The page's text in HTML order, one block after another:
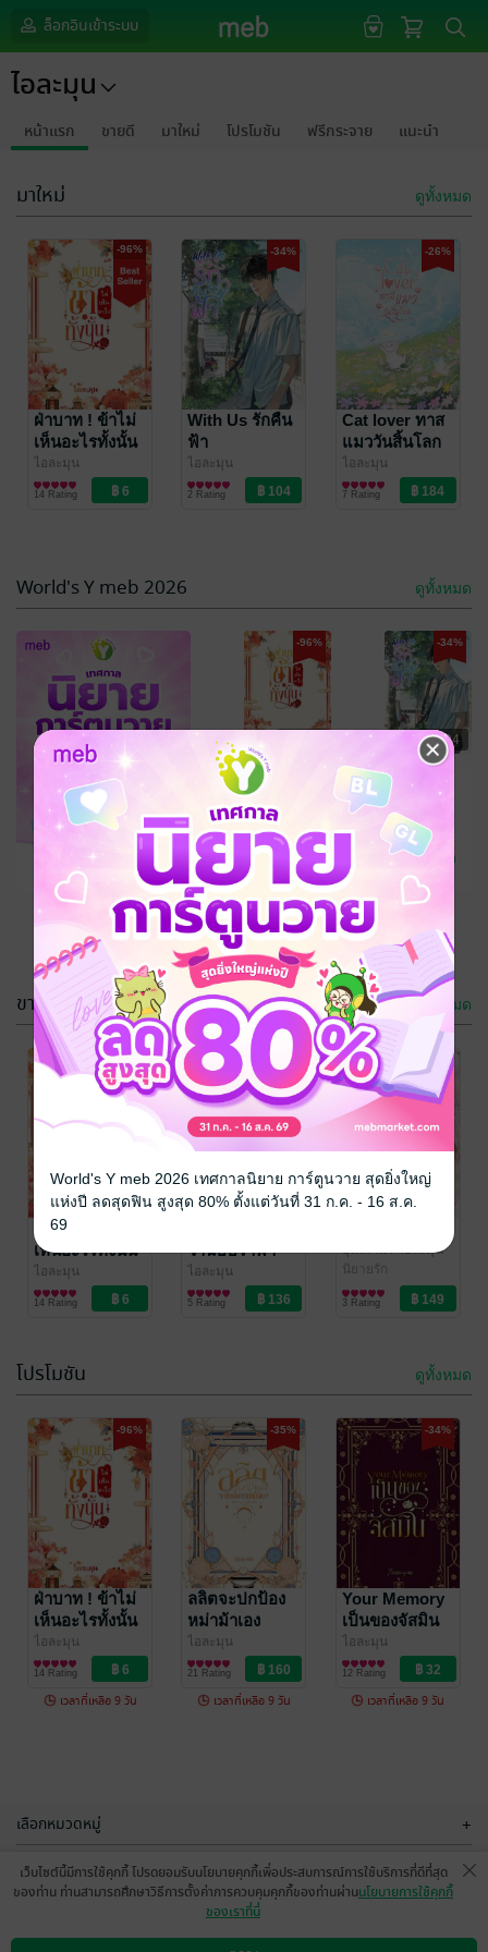
ล็อกอินเข้าระบบ
ไอละมุน
หน้าแรก ขายดี มาใหม่ โปรโมชัน ฟรีกระจาย แนะนำ
มาใหม่ ดูทั้งหมด
-96%
ฝ่าบาท ! ข้าไม่
เห็นอะไรทั้งนั้น
ไอละมุน
นิยายวาย Boy
Love / Yaoi
14 Rating
-34%
With Us รักคืน
ฟ้า
ไอละมุน
นิยายวาย Boy
Love / Yaoi
2 Rating
-26%
Cat lover ทาส
แมววันสิ้นโลก
ไอละมุน
นิยายวาย Boy
Love / Yaoi
7 Rating
รักปราณปรียา
อุ่นละไม/ ไอละมุน
นิยายรัก
3 Rating
Your Memory
เป็นของจัสมิน
ไอละมุน
นิยายวาย Boy
Love / Yaoi
12 Rating
World's Y meb 2026 ดูทั้งหมด
-96% -34%
฿ 104
฿ 184
ดูทั้งหมด
เหลืออีก 9 วัน
ขายดี ดูทั้งหมด
-96%
ฝ่าบาท ! ข้าไม่
เห็นอะไรทั้งนั้น
ไอละมุน
นิยายวาย Boy
Love / Yaoi
14 Rating
-28%
วาฉบับราฟา
เอล
ไอละมุน
นิยายวาย Boy
Love / Yaoi
5 Rating
อุ่นละไม/ ไอละมุน
นิยายรัก
3 Rating
เจ้าสาวของเจ
สัน
ไอละมุน
นิยายวาย Boy
Love / Yaoi
95 Rating
With Us รักคืน
ฟ้า
ไอละมุน
นิยายวาย Boy
Love / Yaoi
2 Rating
โปรโมชัน ดูทั้งหมด
-96%
ฝ่าบาท ! ข้าไม่
เห็นอะไรทั้งนั้น
ไอละมุน
นิยายวาย Boy
Love / Yaoi
14 Rating
เวลาที่เหลือ 9 วัน
-35%
ลลิตจะปกป้อง
หม่าม้าเอง
ไอละมุน
นิยายวาย Boy
Love / Yaoi
21 Rating
เวลาที่เหลือ 9 วัน
-34%
Your Memory
เป็นของจัสมิน
ไอละมุน
นิยายวาย Boy
Love / Yaoi
12 Rating
เวลาที่เหลือ 9 วัน
HOW TO จีบอัย
เลือกหมวดหมู่ +
บริการช่วยเหลือ +
เว็บไซต์นี้มีการใช้คุกกี้ โปรดยอมรับนโยบายคุกกี้เพื่อประสบการณ์การใช้บริการที่ดีที่สุด
ของท่าน ท่านสามารถศึกษาวิธีการตั้งค่าการควบคุมคุกกี้ของท่านผ่านนโยบายการใช้คุกกี้
ของเราที่นี่
World's Y meb 2026 เทศกาลนิยาย การ์ตูนวาย สุดยิ่งใหญ่
แห่งปี ลดสุดฟิน สูงสุด 80% ตั้งแต่วันที่ 31 ก.ค. - 16 ส.ค.
69